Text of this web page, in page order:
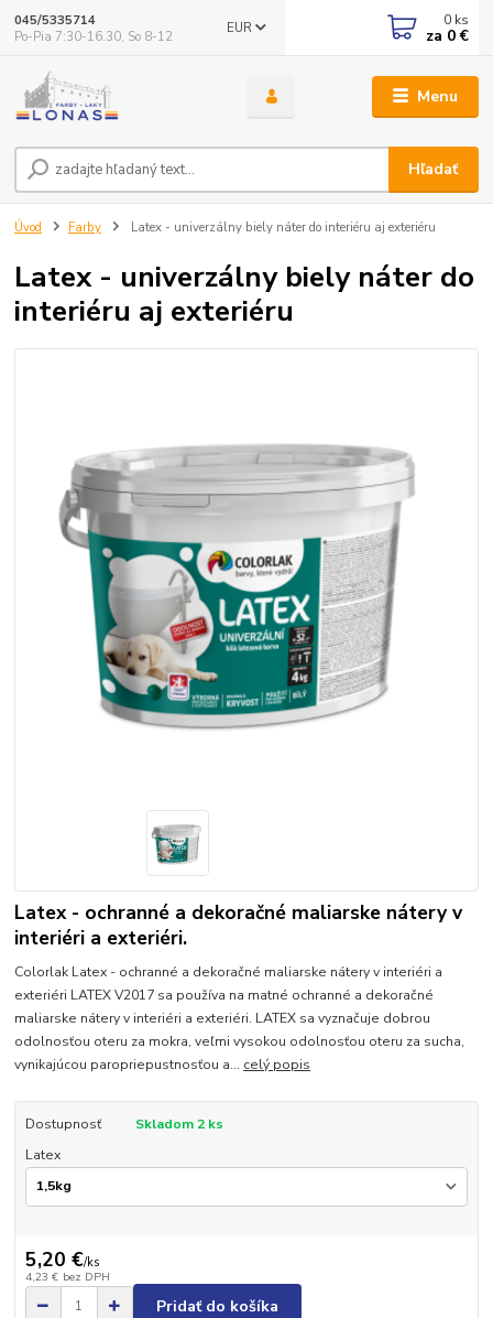
Menu
EUR
Hľadať
045/5335714
Po-Pia 7:30-16.30, So 8-12
0 ks
za 0 €
Úvod Farby Latex - univerzálny biely náter do interiéru aj exteriéru
Latex - univerzálny biely náter do
interiéru aj exteriéru
Latex - ochranné a dekoračné maliarske nátery v
interiéri a exteriéri.
Colorlak Latex - ochranné a dekoračné maliarske nátery v interiéri a
exteriéri LATEX V2017 sa používa na matné ochranné a dekoračné
maliarske nátery v interiéri a exteriéri. LATEX sa vyznačuje dobrou
odolnosťou oteru za mokra, veľmi vysokou odolnosťou oteru za sucha,
vynikajúcou paropriepustnosťou a... celý popis
Dostupnosť
Skladom 2 ks
Latex
5,20 €/ks
4,23 € bez DPH
Pridať do košíka